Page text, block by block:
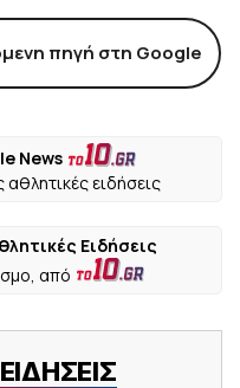
πηγή στη Google
News
ειδήσεις
Ειδήσεις
από